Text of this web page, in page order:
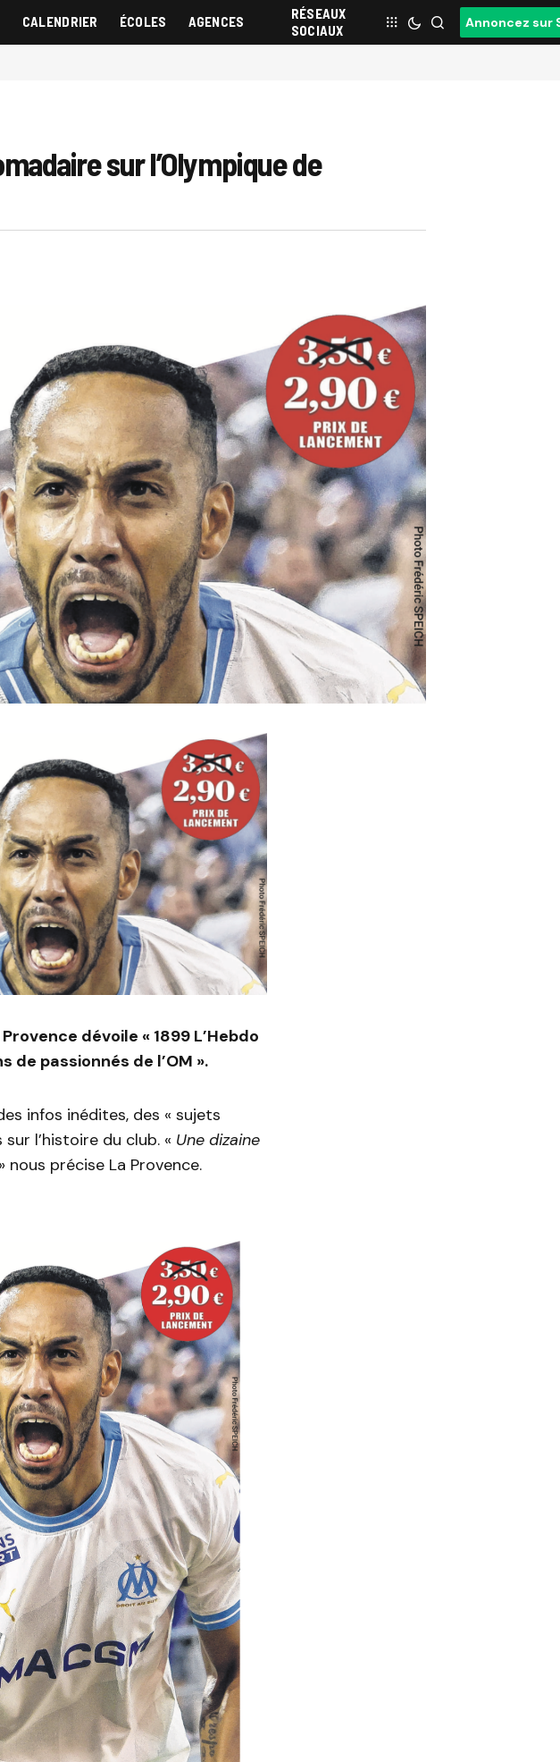
CALENDRIER ÉCOLES AGENCES
RÉSEAUX
SOCIAUX
Annoncez sur
sur l’Olympique de
dévoile « 1899 L’Hebdo
de passionnés de l’OM ».
infos inédites, des « sujets
l’histoire du club. « Une dizaine
» nous précise La Provence.